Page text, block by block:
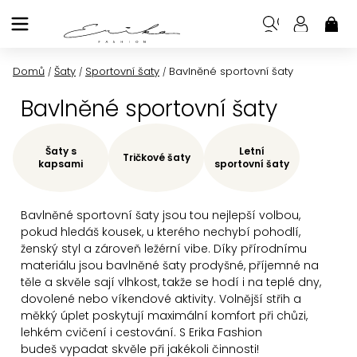
na
Domů / Šaty / Sportovní šaty / Bavlněné sportovní šaty
Bavlněné sportovní šaty
Bavlněné sportovní šaty jsou tou nejlepší volbou,
pokud hledáš kousek, u kterého nechybí pohodlí,
ženský styl a zároveň ležérní vibe. Díky přírodnímu
materiálu jsou bavlněné šaty prodyšné, příjemné na
těle a skvěle sají vlhkost, takže se hodí i na teplé dny,
dovolené nebo víkendové aktivity. Volnější střih a
měkký úplet poskytují maximální komfort při chůzi,
lehkém cvičení i cestování. S Erika Fashion
budeš vypadat skvěle při jakékoli činnosti!
Šaty s
kapsami
Tričkové šaty
Letní
sportovní šaty